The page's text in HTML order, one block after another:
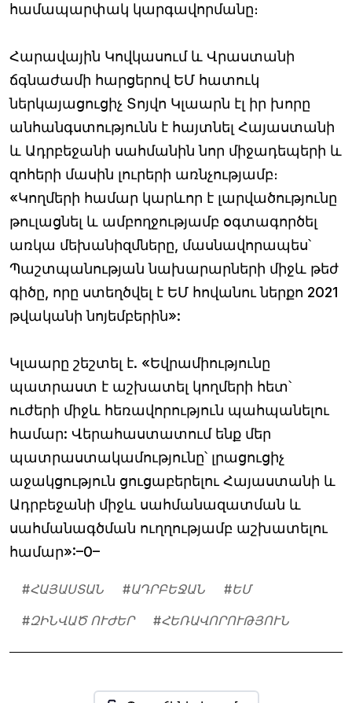
համապարփակ կարգավորմանը։
Հարավային Կովկասում և Վրաստանի
ճգնաժամի հարցերով ԵՄ հատուկ
ներկայացուցիչ Տոյվո Կլաարն էլ իր խորը
անհանգստությունն է հայտնել Հայաստանի
և Ադրբեջանի սահմանին նոր միջադեպերի և
զոհերի մասին լուրերի առնչությամբ։
«Կողմերի համար կարևոր է լարվածությունը
թուլացնել և ամբողջությամբ օգտագործել
առկա մեխանիզմները, մասնավորապես՝
Պաշտպանության նախարարների միջև թեժ
գիծը, որը ստեղծվել է ԵՄ հովանու ներքո 2021
թվականի նոյեմբերին»:
Կլաարը շեշտել է. «Եվրամիությունը
պատրաստ է աշխատել կողմերի հետ՝
ուժերի միջև հեռավորություն պահպանելու
համար: Վերահաստատում ենք մեր
պատրաստակամությունը՝ լրացուցիչ
աջակցություն ցուցաբերելու Հայաստանի և
Ադրբեջանի միջև սահմանազատման և
սահմանագծման ուղղությամբ աշխատելու
համար»:–0–
#ՀԱՅԱՍՏԱՆ #ԱԴՐԲԵՋԱՆ #ԵՄ
#ԶԻՆՎԱԾ ՈՒԺԵՐ #ՀԵՌԱՎՈՐՈՒԹՅՈՒՆ